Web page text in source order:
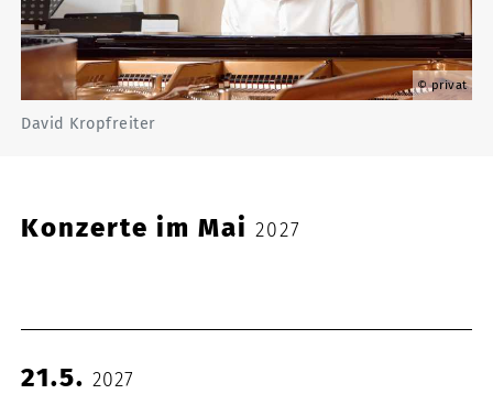
privat
David Kropfreiter
Konzerte im Mai2027
21.5.2027